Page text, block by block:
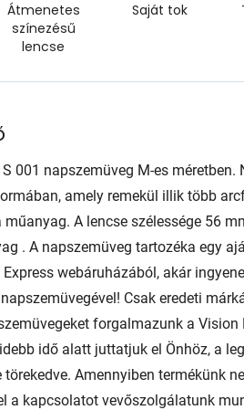
Átmenetes
színezésű
lencse
Saját tok
001 napszemüveg M-es méretben.
amely remekül illik több
műanyag. A lencse szélessége 56
. A napszemüveg tartozéka egy
webáruházából, akár
Csak eredeti
forgalmazunk a Vision
idő alatt juttatjuk el Önhöz, a
törekedve. Amennyiben termékünk
a kapcsolatot vevőszolgálatunk